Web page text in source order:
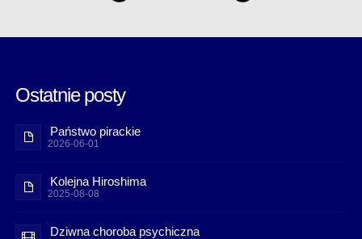
Ostatnie posty
Państwo pirackie
2026-06-01
Kolejna Hiroshima
2025-08-08
Dziwna choroba psychiczna